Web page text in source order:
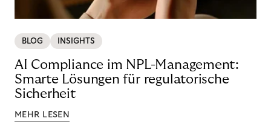
BLOG INSIGHTS
AI Compliance im NPL-Management:
Smarte Lösungen für regulatorische
Sicherheit
MEHR LESEN